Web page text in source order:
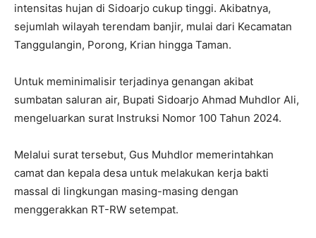
intensitas hujan di Sidoarjo cukup tinggi. Akibatnya,
sejumlah wilayah terendam banjir, mulai dari Kecamatan
Tanggulangin, Porong, Krian hingga Taman.
Untuk meminimalisir terjadinya genangan akibat
sumbatan saluran air, Bupati Sidoarjo Ahmad Muhdlor Ali,
mengeluarkan surat Instruksi Nomor 100 Tahun 2024.
Melalui surat tersebut, Gus Muhdlor memerintahkan
camat dan kepala desa untuk melakukan kerja bakti
massal di lingkungan masing-masing dengan
menggerakkan RT-RW setempat.